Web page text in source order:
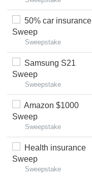
50% car insurance
Sweep
Sweepstake
Samsung S21
Sweep
Sweepstake
Amazon $1000
Sweep
Sweepstake
Health insurance
Sweep
Sweepstake